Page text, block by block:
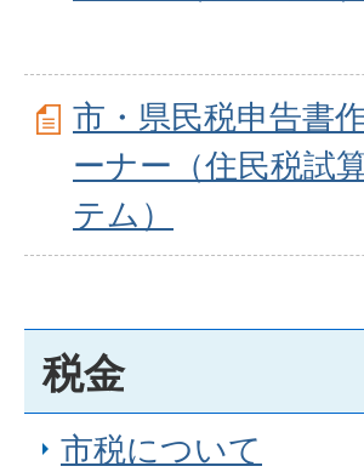
市・県民税申告書
ーナー（住民税試
テム）
税金
市税について